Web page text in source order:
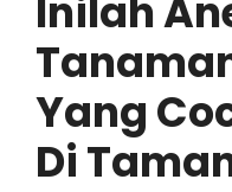
Inilah
Yang
Di